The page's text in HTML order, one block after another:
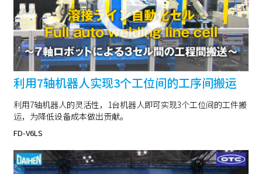
利用7轴机器人实现3个工位间的工序间搬运
利用7轴机器人的灵活性，1台机器人即可实现3个工位间的工件搬
运，为降低设备成本做出贡献。
FD-V6LS